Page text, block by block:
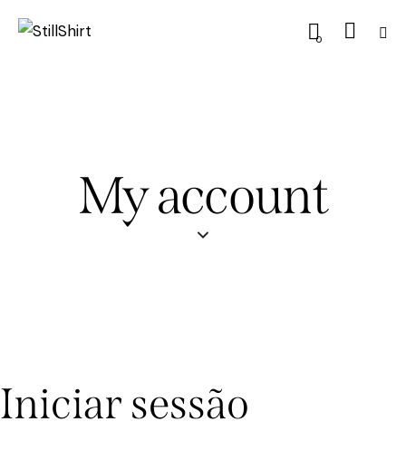
0
My account
Iniciar sessão